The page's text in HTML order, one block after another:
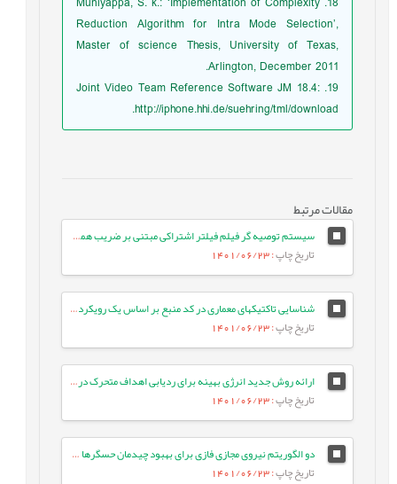
Reduction Algorithm for Intra Mode Selection’,
Master of science Thesis, University of Texas,
Arlington, December 2011.
19. Joint Video Team Reference Software JM 18.4:
http://iphone.hhi.de/suehring/tml/download.
مقالات مرتبط
سیستم توصیه گر فیلم فیلتر اشتراکی مبتنی بر ضریب همبستگی بین کاربران و محاسبه میانگین وزنی امتیازات با دقت بالا
تاریخ چاپ: 1401/06/23
شناسایی تاکتیک‏های معماری در کد منبع بر اساس یک رویکرد معنایی
تاریخ چاپ: 1401/06/23
ارائه روش جدید انرژی بهینه برای ردیابی اهداف متحرک در شبکه حسگر بی¬سیم با استفاده از الگوریتم جستجوی شکار
تاریخ چاپ: 1401/06/23
دو الگوریتم نیروی مجازی فازی برای بهبود چیدمان حسگرها در شبکه‌های حسگر بی‌سیم
تاریخ چاپ: 1401/06/23